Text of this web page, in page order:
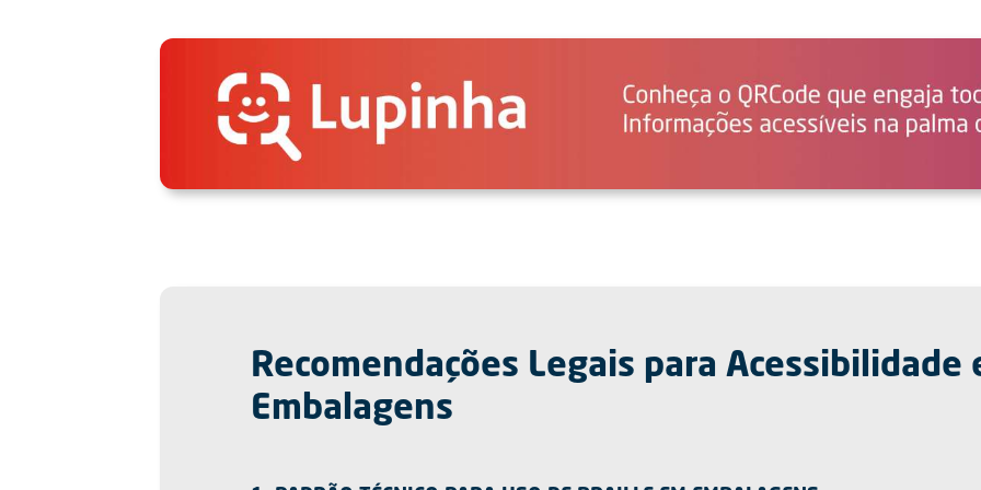
Recomendações Legais para Acessibilidade
Embalagens